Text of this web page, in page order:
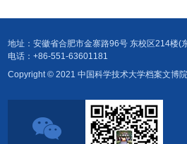
地址：安徽省合肥市金寨路96号 东校区214楼(
电话：+86-551-63601181
Copyright © 2021 中国科学技术大学档案文博